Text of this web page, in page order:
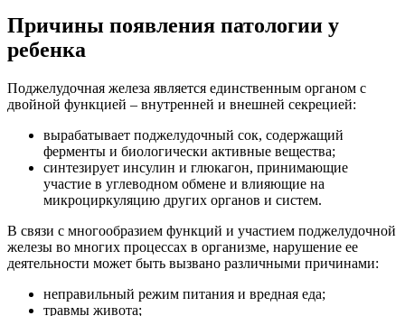
Причины появления патологии у
ребенка
Поджелудочная железа является единственным органом с
двойной функцией – внутренней и внешней секрецией:
вырабатывает поджелудочный сок, содержащий
ферменты и биологически активные вещества;
синтезирует инсулин и глюкагон, принимающие
участие в углеводном обмене и влияющие на
микроциркуляцию других органов и систем.
В связи с многообразием функций и участием поджелудочной
железы во многих процессах в организме, нарушение ее
деятельности может быть вызвано различными причинами:
неправильный режим питания и вредная еда;
травмы живота;